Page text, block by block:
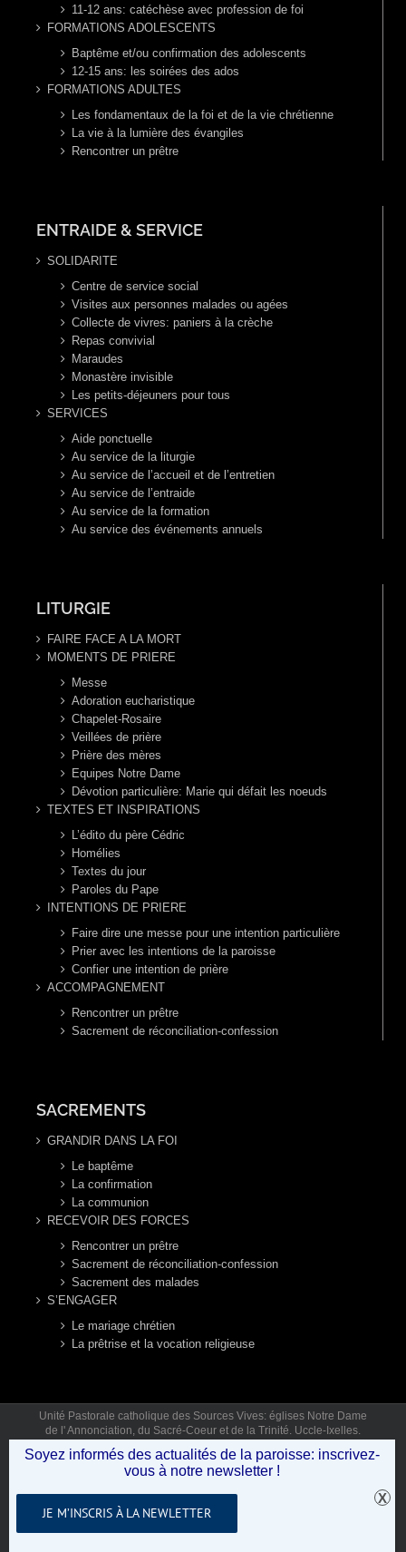
11-12 ans: catéchèse avec profession de foi
FORMATIONS ADOLESCENTS
Baptême et/ou confirmation des adolescents
12-15 ans: les soirées des ados
FORMATIONS ADULTES
Les fondamentaux de la foi et de la vie chrétienne
La vie à la lumière des évangiles
Rencontrer un prêtre
ENTRAIDE & SERVICE
SOLIDARITE
Centre de service social
Visites aux personnes malades ou agées
Collecte de vivres: paniers à la crèche
Repas convivial
Maraudes
Monastère invisible
Les petits-déjeuners pour tous
SERVICES
Aide ponctuelle
Au service de la liturgie
Au service de l’accueil et de l’entretien
Au service de l’entraide
Au service de la formation
Au service des événements annuels
LITURGIE
FAIRE FACE A LA MORT
MOMENTS DE PRIERE
Messe
Adoration eucharistique
Chapelet-Rosaire
Veillées de prière
Prière des mères
Equipes Notre Dame
Dévotion particulière: Marie qui défait les noeuds
TEXTES ET INSPIRATIONS
L’édito du père Cédric
Homélies
Textes du jour
Paroles du Pape
INTENTIONS DE PRIERE
Faire dire une messe pour une intention particulière
Prier avec les intentions de la paroisse
Confier une intention de prière
ACCOMPAGNEMENT
Rencontrer un prêtre
Sacrement de réconciliation-confession
SACREMENTS
GRANDIR DANS LA FOI
Le baptême
La confirmation
La communion
RECEVOIR DES FORCES
Rencontrer un prêtre
Sacrement de réconciliation-confession
Sacrement des malades
S’ENGAGER
Le mariage chrétien
La prêtrise et la vocation religieuse
Unité Pastorale catholique des Sources Vives: églises Notre Dame
de l' Annonciation, du Sacré-Coeur et de la Trinité. Uccle-Ixelles.
Mail: secretariat.sourcesvives@gmail.com Tél: 02 346 92 12 (lun,
mar, jeu, ven 9h30-12h30) © Copyright 2019 - Unité Pastorale des
Sources Vives .
Facebook
Soyez informés des actualités de la paroisse: inscrivez-
vous à notre newsletter !
JE M’INSCRIS À LA NEWLETTER